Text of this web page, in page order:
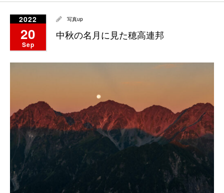
2022
20
Sep
写真up
中秋の名月に見た穂高連邦